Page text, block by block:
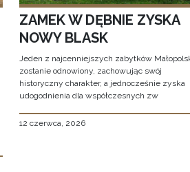
ZAMEK W DĘBNIE ZYSKA
NOWY BLASK
Jeden z najcenniejszych zabytków
zostanie odnowiony, zachowując swój
historyczny charakter, a jednocześnie zyska
udogodnienia dla współczesnych zw
12 czerwca, 2026